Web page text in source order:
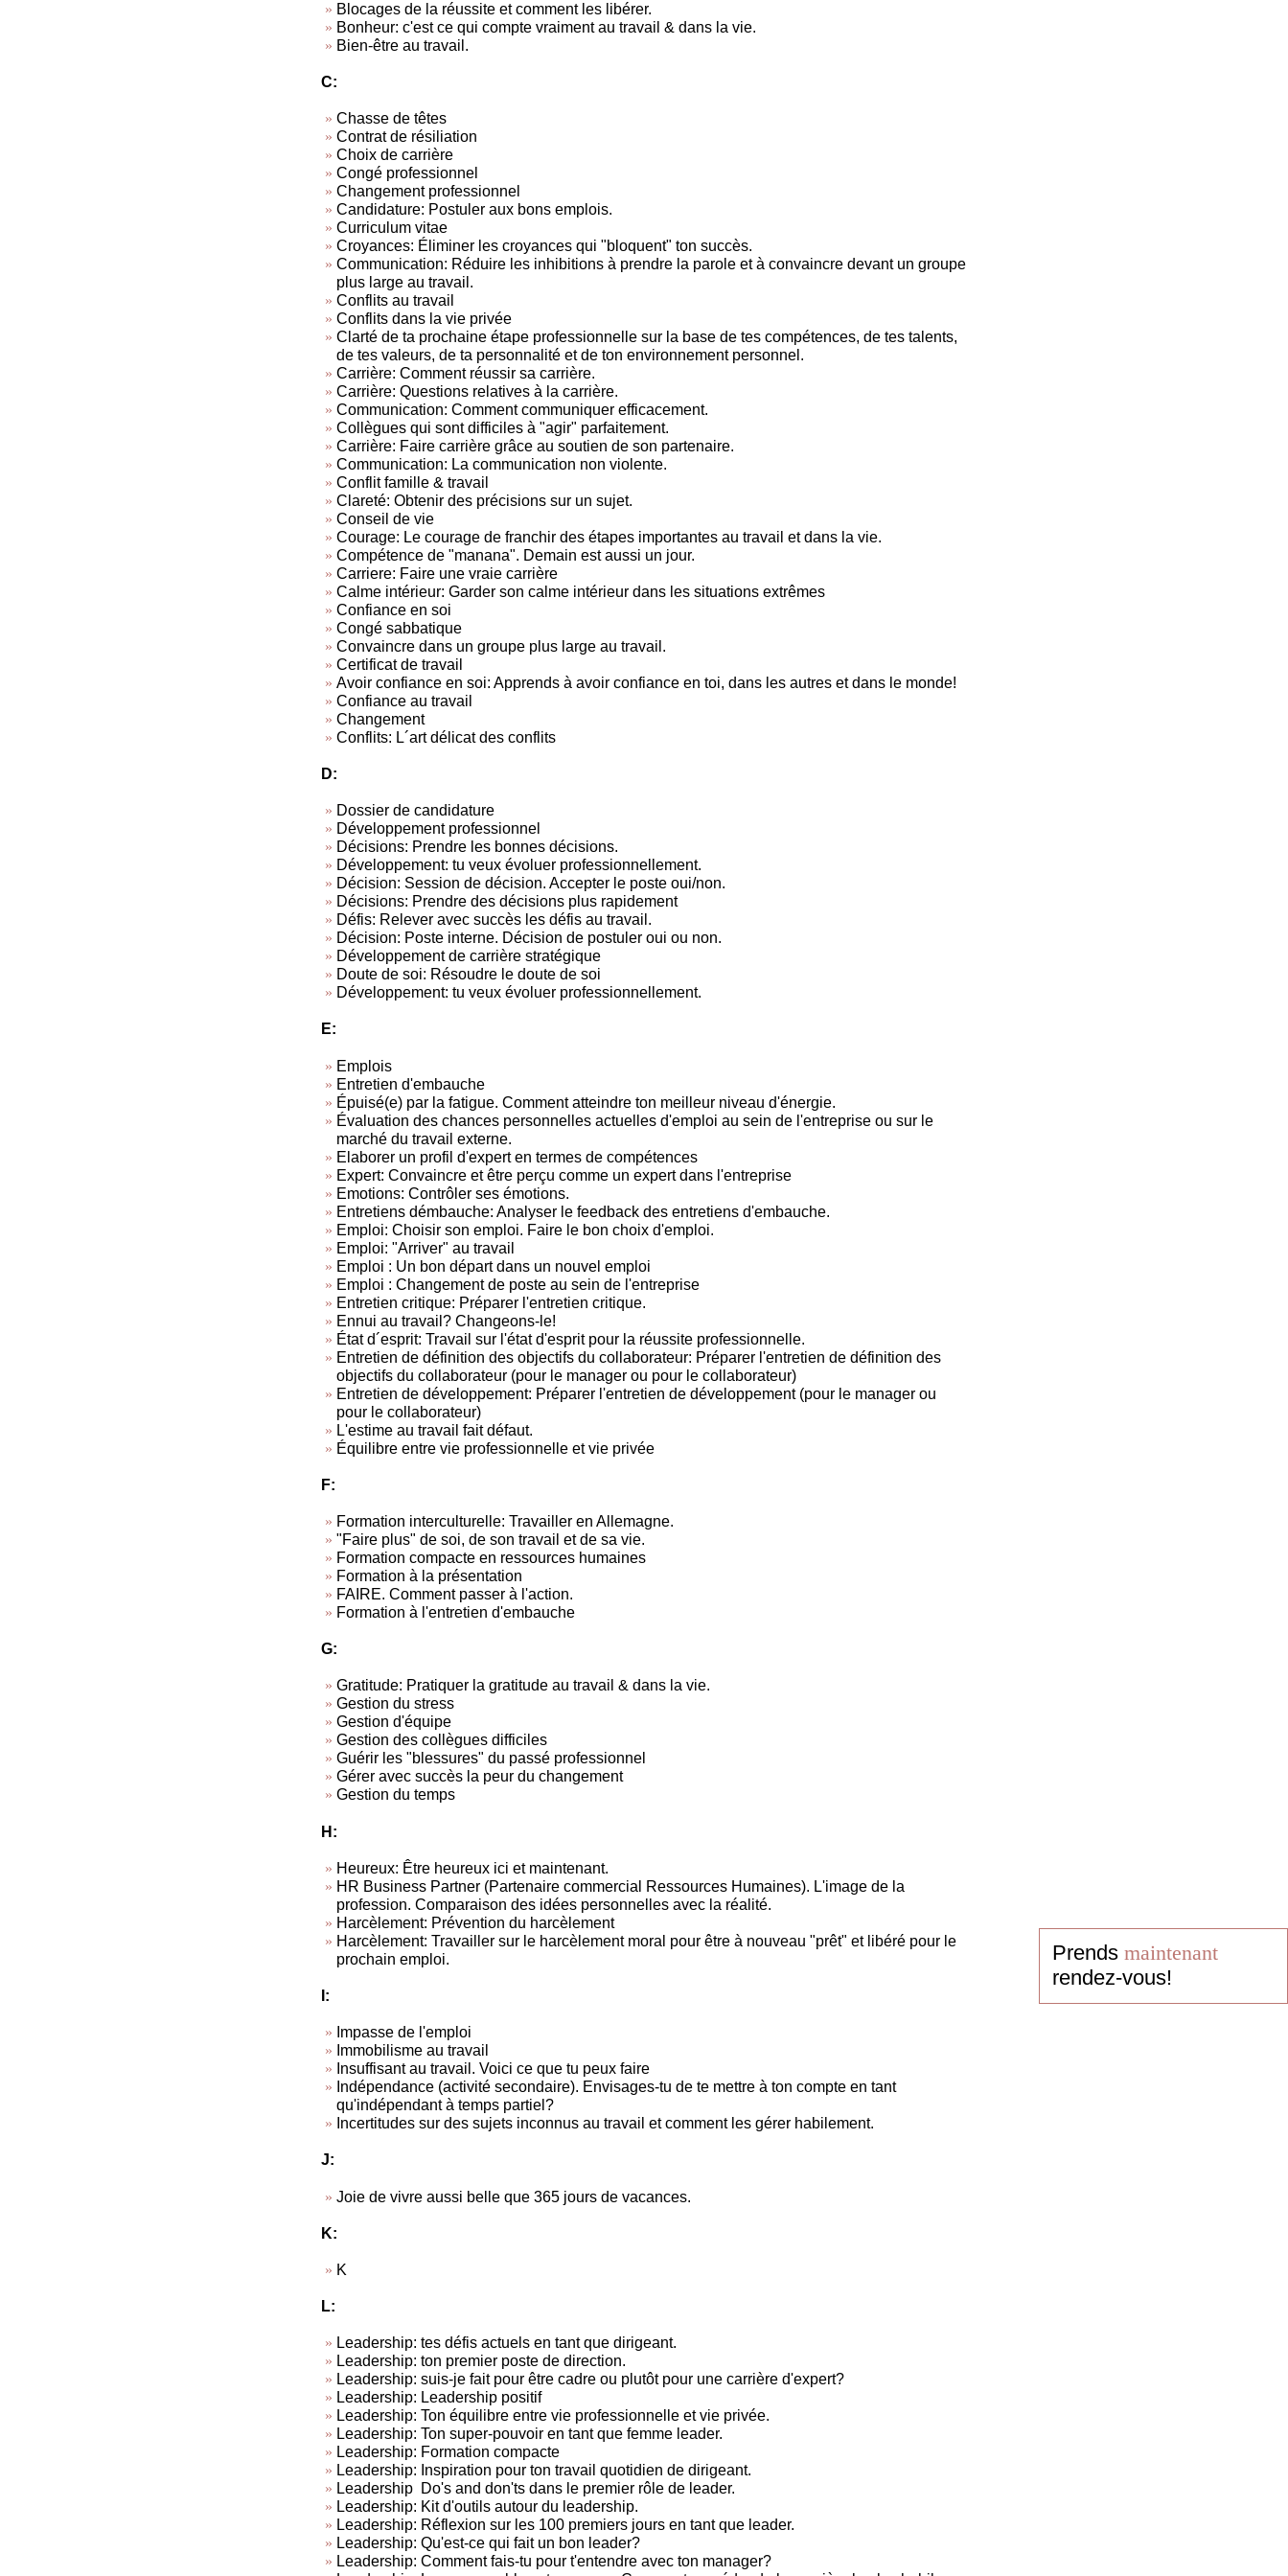
Blocages de la réussite et comment les libérer.
Bonheur: c'est ce qui compte vraiment au travail & dans la vie.
Bien-être au travail.
C:
Chasse de têtes
Contrat de résiliation
Choix de carrière
Congé professionnel
Changement professionnel
Candidature: Postuler aux bons emplois.
Curriculum vitae
Croyances: Éliminer les croyances qui "bloquent" ton succès.
Communication: Réduire les inhibitions à prendre la parole et à convaincre devant un groupe
plus large au travail.
Conflits au travail
Conflits dans la vie privée
Clarté de ta prochaine étape professionnelle sur la base de tes compétences, de tes talents,
de tes valeurs, de ta personnalité et de ton environnement personnel.
Carrière: Comment réussir sa carrière.
Carrière: Questions relatives à la carrière.
Communication: Comment communiquer efficacement.
Collègues qui sont difficiles à "agir" parfaitement.
Carrière: Faire carrière grâce au soutien de son partenaire.
Communication: La communication non violente.
Conflit famille & travail
Clareté: Obtenir des précisions sur un sujet.
Conseil de vie
Courage: Le courage de franchir des étapes importantes au travail et dans la vie.
Compétence de "manana". Demain est aussi un jour.
Carriere: Faire une vraie carrière
Calme intérieur: Garder son calme intérieur dans les situations extrêmes
Confiance en soi
Congé sabbatique
Convaincre dans un groupe plus large au travail.
Certificat de travail
Avoir confiance en soi: Apprends à avoir confiance en toi, dans les autres et dans le monde!
Confiance au travail
Changement
Conflits: L´art délicat des conflits
D:
Dossier de candidature
Développement professionnel
Décisions: Prendre les bonnes décisions.
Développement: tu veux évoluer professionnellement.
Décision: Session de décision. Accepter le poste oui/non.
Décisions: Prendre des décisions plus rapidement
Défis: Relever avec succès les défis au travail.
Décision: Poste interne. Décision de postuler oui ou non.
Développement de carrière stratégique
Doute de soi: Résoudre le doute de soi
Développement: tu veux évoluer professionnellement.
E:
Emplois
Entretien d'embauche
Épuisé(e) par la fatigue. Comment atteindre ton meilleur niveau d'énergie.
Évaluation des chances personnelles actuelles d'emploi au sein de l'entreprise ou sur le
marché du travail externe.
Elaborer un profil d'expert en termes de compétences
Expert: Convaincre et être perçu comme un expert dans l'entreprise
Emotions: Contrôler ses émotions.
Entretiens démbauche: Analyser le feedback des entretiens d'embauche.
Emploi: Choisir son emploi. Faire le bon choix d'emploi.
Emploi: "Arriver" au travail
Emploi : Un bon départ dans un nouvel emploi
Emploi : Changement de poste au sein de l'entreprise
Entretien critique: Préparer l'entretien critique.
Ennui au travail? Changeons-le!
État d´esprit: Travail sur l'état d'esprit pour la réussite professionnelle.
Entretien de définition des objectifs du collaborateur: Préparer l'entretien de définition des
objectifs du collaborateur (pour le manager ou pour le collaborateur)
Entretien de développement: Préparer l'entretien de développement (pour le manager ou
pour le collaborateur)
L'estime au travail fait défaut.
Équilibre entre vie professionnelle et vie privée
F:
Formation interculturelle: Travailler en Allemagne.
"Faire plus" de soi, de son travail et de sa vie.
Formation compacte en ressources humaines
Formation à la présentation
FAIRE. Comment passer à l'action.
Formation à l'entretien d'embauche
G:
Gratitude: Pratiquer la gratitude au travail & dans la vie.
Gestion du stress
Gestion d'équipe
Gestion des collègues difficiles
Guérir les "blessures" du passé professionnel
Gérer avec succès la peur du changement
Gestion du temps
H:
Heureux: Être heureux ici et maintenant.
HR Business Partner (Partenaire commercial Ressources Humaines). L'image de la
profession. Comparaison des idées personnelles avec la réalité.
Harcèlement: Prévention du harcèlement
Harcèlement: Travailler sur le harcèlement moral pour être à nouveau "prêt" et libéré pour le
prochain emploi.
I:
Impasse de l'emploi
Immobilisme au travail
Insuffisant au travail. Voici ce que tu peux faire
Indépendance (activité secondaire). Envisages-tu de te mettre à ton compte en tant
qu'indépendant à temps partiel?
Incertitudes sur des sujets inconnus au travail et comment les gérer habilement.
J:
Joie de vivre aussi belle que 365 jours de vacances.
K:
K
L:
Leadership: tes défis actuels en tant que dirigeant.
Leadership: ton premier poste de direction.
Leadership: suis-je fait pour être cadre ou plutôt pour une carrière d'expert?
Leadership: Leadership positif
Leadership: Ton équilibre entre vie professionnelle et vie privée.
Leadership: Ton super-pouvoir en tant que femme leader.
Leadership: Formation compacte
Leadership: Inspiration pour ton travail quotidien de dirigeant.
Leadership Do's and don'ts dans le premier rôle de leader.
Leadership: Kit d'outils autour du leadership.
Leadership: Réflexion sur les 100 premiers jours en tant que leader.
Leadership: Qu'est-ce qui fait un bon leader?
Leadership: Comment fais-tu pour t'entendre avec ton manager?
Prends maintenant
rendez-vous!